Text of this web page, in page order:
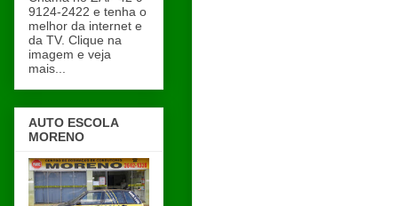
9124-2422 e tenha o
melhor da internet e
da TV. Clique na
imagem e veja
mais...
AUTO ESCOLA
MORENO